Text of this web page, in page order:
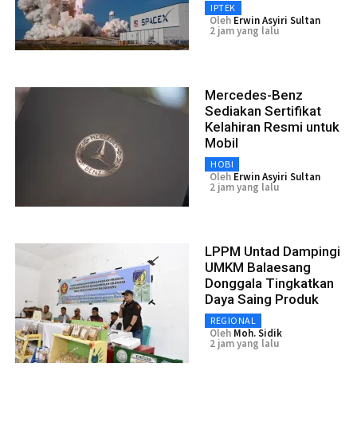
IPTEK
Oleh Erwin Asyiri Sultan
2 jam yang lalu
Mercedes-Benz
Sediakan Sertifikat
Kelahiran Resmi untuk
Mobil
HOBI
Oleh Erwin Asyiri Sultan
2 jam yang lalu
LPPM Untad Dampingi
UMKM Balaesang
Donggala Tingkatkan
Daya Saing Produk
REGIONAL
Oleh Moh. Sidik
2 jam yang lalu